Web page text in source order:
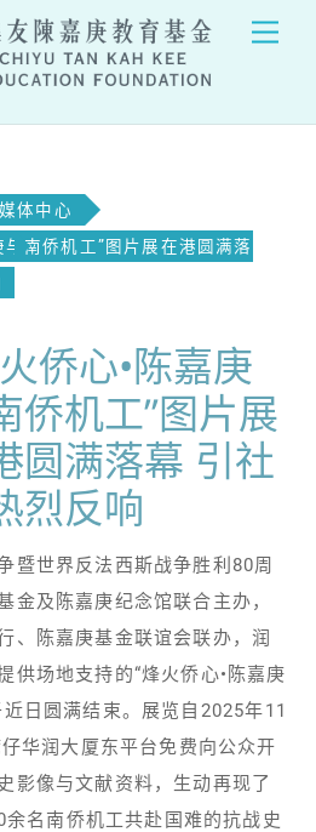
媒体中心
与南侨机工”图片展在港圆满落
侨心•陈嘉庚
侨机工”图片展
圆满落幕 引社
烈反响
暨世界反法西斯战争胜利80周
金及陈嘉庚纪念馆联合主办，
、陈嘉庚基金联谊会联办，润
供场地支持的“烽火侨心•陈嘉庚
日圆满结束。展览自2025年11
华润大厦东平台免费向公众开
影像与文献资料，生动再现了
名南侨机工共赴国难的抗战史